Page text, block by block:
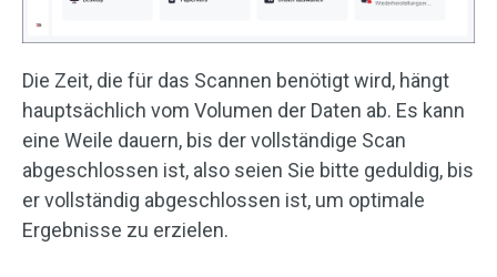
Die Zeit, die für das Scannen benötigt wird, hängt
hauptsächlich vom Volumen der Daten ab. Es kann
eine Weile dauern, bis der vollständige Scan
abgeschlossen ist, also seien Sie bitte geduldig, bis
er vollständig abgeschlossen ist, um optimale
Ergebnisse zu erzielen.